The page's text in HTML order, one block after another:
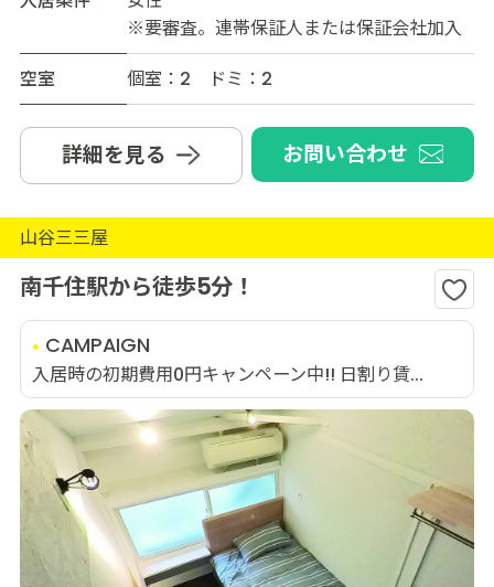
※要審査。連帯保証人または保証会社加入
空室
個室：2 ドミ：2
詳細を見る お問い合わせ
山谷三三屋
南千住駅から徒歩5分！
CAMPAIGN
入居時の初期費用0円キャンペーン中!! 日割り賃...